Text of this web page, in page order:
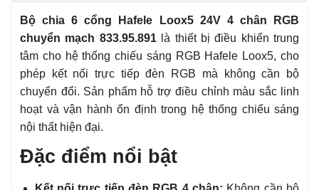
Bộ chia 6 cổng Hafele Loox5 24V 4 chân RGB
chuyển mạch 833.95.891là thiết bị điều khiển trung
tâm cho hệ thống chiếu sáng RGB Hafele Loox5, cho
phép kết nối trực tiếp đèn RGB mà không cần bộ
chuyển đổi. Sản phẩm hỗ trợ điều chỉnh màu sắc linh
hoạt và vận hành ổn định trong hệ thống chiếu sáng
nội thất hiện đại.
Đặc điểm nổi bật